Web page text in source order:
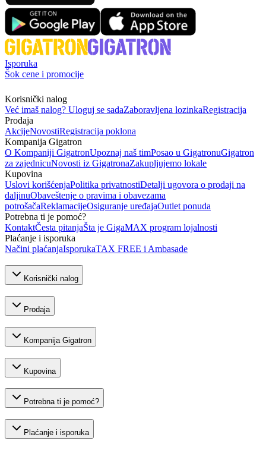
Isporuka
Šok cene i promocije
Korisnički nalog
Već imaš nalog? Uloguj se sadaZaboravljena lozinkaRegistracija
Prodaja
AkcijeNovostiRegistracija poklona
Kompanija Gigatron
O Kompaniji GigatronUpoznaj naš timPosao u GigatronuGigatron
za zajednicuNovosti iz GigatronaZakupljujemo lokale
Kupovina
Uslovi korišćenjaPolitika privatnostiDetalji ugovora o prodaji na
daljinuObaveštenje o pravima i obavezama
potrošačaReklamacijeOsiguranje uređajaOutlet ponuda
Potrebna ti je pomoć?
KontaktČesta pitanjaŠta je GigaMAX program lojalnosti
Plaćanje i isporuka
Načini plaćanjaIsporukaTAX FREE i Ambasade
Korisnički nalog
Prodaja
Kompanija Gigatron
Kupovina
Potrebna ti je pomoć?
Plaćanje i isporuka